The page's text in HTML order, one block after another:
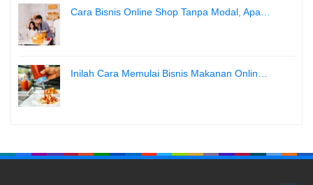
Cara Bisnis Online Shop Tanpa Modal, Apa…
Inilah Cara Memulai Bisnis Makanan Onlin…